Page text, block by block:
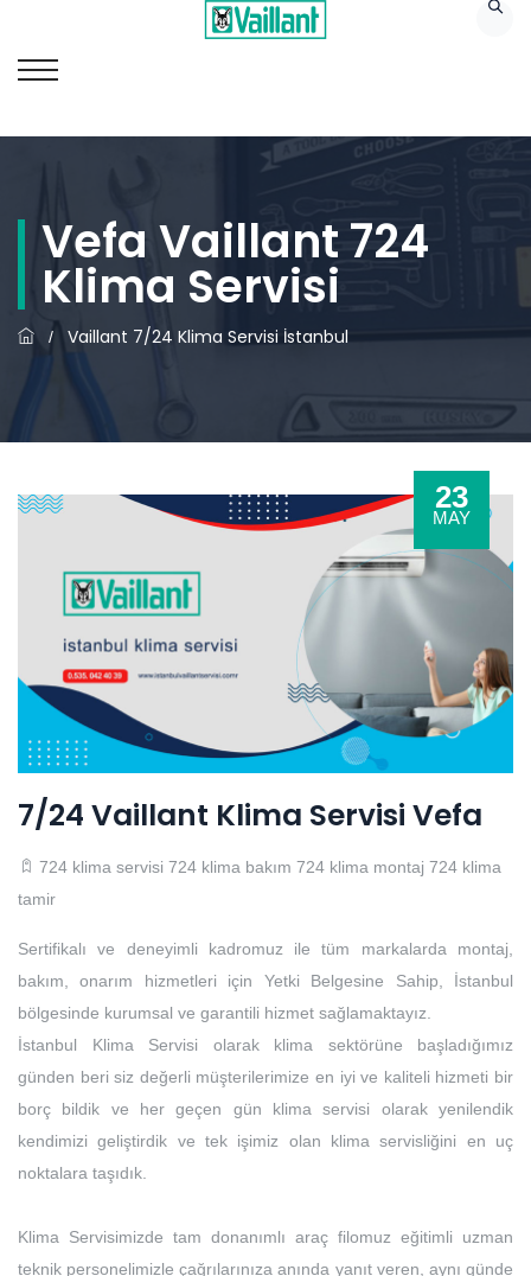
Vefa Vaillant 724
Klima Servisi
/ Vaillant 7/24 Klima Servisi İstanbul
23
MAY
7/24 Vaillant Klima Servisi Vefa
724 klima servisi 724 klima bakım 724 klima montaj 724 klima
tamir
Sertifikalı ve deneyimli kadromuz ile tüm markalarda montaj,
bakım, onarım hizmetleri için Yetki Belgesine Sahip, İstanbul
bölgesinde kurumsal ve garantili hizmet sağlamaktayız.
İstanbul Klima Servisi olarak klima sektörüne başladığımız
günden beri siz değerli müşterilerimize en iyi ve kaliteli hizmeti bir
borç bildik ve her geçen gün klima servisi olarak yenilendik
kendimizi geliştirdik ve tek işimiz olan klima servisliğini en uç
noktalara taşıdık.
Klima Servisimizde tam donanımlı araç filomuz eğitimli uzman
teknik personelimizle çağrılarınıza anında yanıt veren, aynı günde